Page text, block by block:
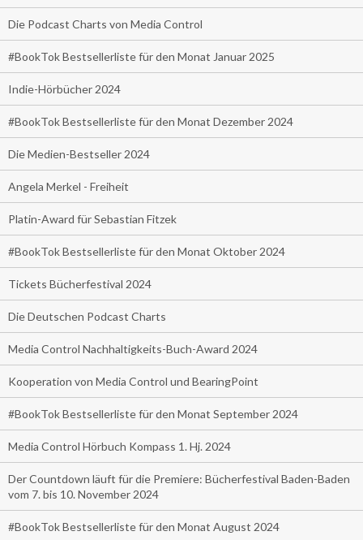
Die Podcast Charts von Media Control
#BookTok Bestsellerliste für den Monat Januar 2025
Indie-Hörbücher 2024
#BookTok Bestsellerliste für den Monat Dezember 2024
Die Medien-Bestseller 2024
Angela Merkel - Freiheit
Platin-Award für Sebastian Fitzek
#BookTok Bestsellerliste für den Monat Oktober 2024
Tickets Bücherfestival 2024
Die Deutschen Podcast Charts
Media Control Nachhaltigkeits-Buch-Award 2024
Kooperation von Media Control und BearingPoint
#BookTok Bestsellerliste für den Monat September 2024
Media Control Hörbuch Kompass 1. Hj. 2024
Der Countdown läuft für die Premiere: Bücherfestival Baden-Baden
vom 7. bis 10. November 2024
#BookTok Bestsellerliste für den Monat August 2024